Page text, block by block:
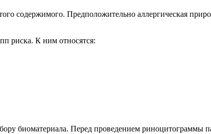
содержимого. Предположительно аллергическая
риска. К ним относятся:
биоматериала. Перед проведением риноцитограммы